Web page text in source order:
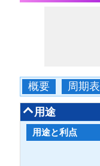
概要 周期表
用途
用途と利点